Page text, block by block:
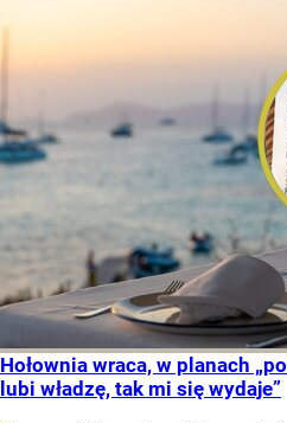
Hołownia wraca, w planach
lubi władzę, tak mi się wydaje”